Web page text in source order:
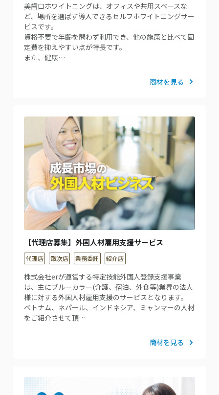
美歯口ホワイトニングは、オフィスや共用スペースな
ど、場所を選ばず導入できるセルフホワイトニングサー
ビスです。
資格不要で年齢を問わず利用でき、他の施策と比べて固
定費を抑えやすい点が特長です。
また、健康…
商材を見る
【代理店募集】外国人材雇用支援サービス
代理店 取次店 業務委託 紹介店
株式会社erが運営する特定技能外国人登録支援事業
は、主にブルーカラー(介護、宿泊、外食等)業界の法人
様に対する外国人材雇用支援のサービスとなります。
ベトナム、ネパール、インドネシア、ミャンマーの人材
をご紹介させて頂…
商材を見る